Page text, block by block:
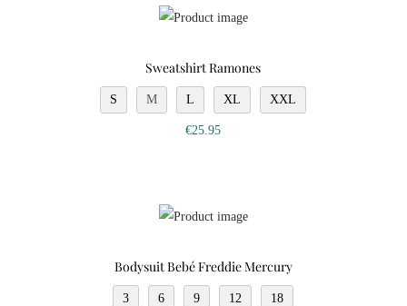
Sweatshirt Ramones
S M L XL XXL
€25.95
Bodysuit Bebé Freddie Mercury
3 6 9 12 18